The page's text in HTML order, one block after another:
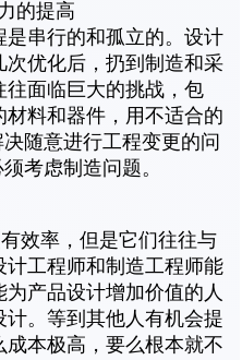
的提高
串行的和孤立的。设计
优化后，扔到制造和采
面临巨大的挑战，包
料和器件，用不适合的
随意进行工程变更的问
考虑制造问题。
效率，但是它们往往与
工程师和制造工程师能
产品设计增加价值的人
计。等到其他人有机会提
本极高，要么根本就不